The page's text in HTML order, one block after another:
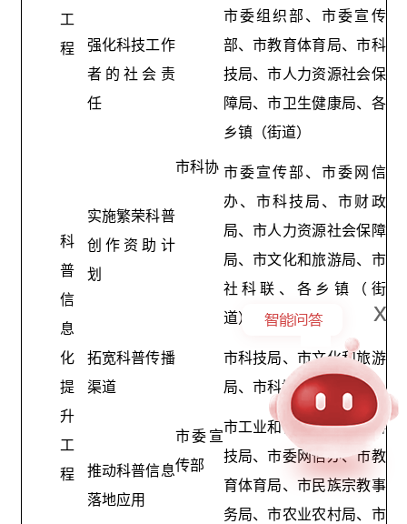
工
程
强化科技工作
者的社会责
任
市科协
市委组织部、市委宣传
部、市教育体育局、市科
技局、市人力资源社会保
障局、市卫生健康局、各
乡镇（街道）
科
普
信
息
化
提
升
工
程
实施繁荣科普
创作资助计
划
市委宣传部、市委网信
办、市科技局、市财政
局、市人力资源社会保障
局、市文化和旅游局、市
社科联、各乡镇（街
道）
拓宽科普传播
渠道
市委宣
传部
市科技局、市文化和旅游
局、市科协、市社科联
推动科普信息
落地应用
市工业和信息化局、市科
技局、市委网信办、市教
育体育局、市民族宗教事
务局、市农业农村局、市
x